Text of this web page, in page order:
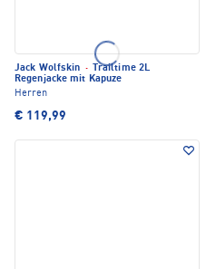
Jack Wolfskin ·
Trailtime 2L
Regenjacke mit Kapuze
Herren
€ 119,99